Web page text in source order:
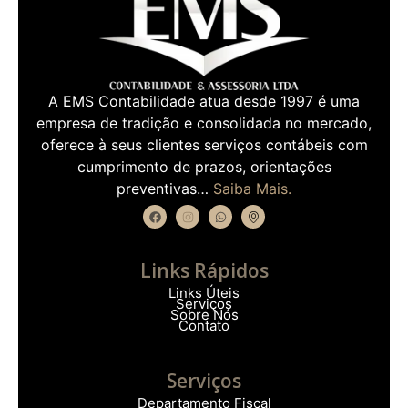
A EMS Contabilidade atua desde 1997 é uma
empresa de tradição e consolidada no mercado,
oferece à seus clientes serviços contábeis com
cumprimento de prazos, orientações
preventivas… Saiba Mais.
Links Rápidos
Links Úteis
Serviços
Sobre Nós
Contato
Serviços
Departamento Fiscal